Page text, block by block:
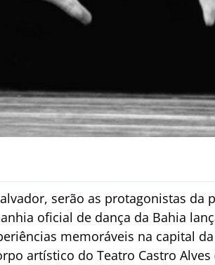
serão as protagonistas da
oficial de dança da Bahia
memoráveis na capital
artístico do Teatro Castro Alves